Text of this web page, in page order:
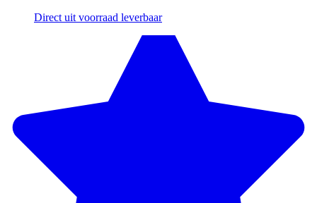
Direct uit voorraad leverbaar